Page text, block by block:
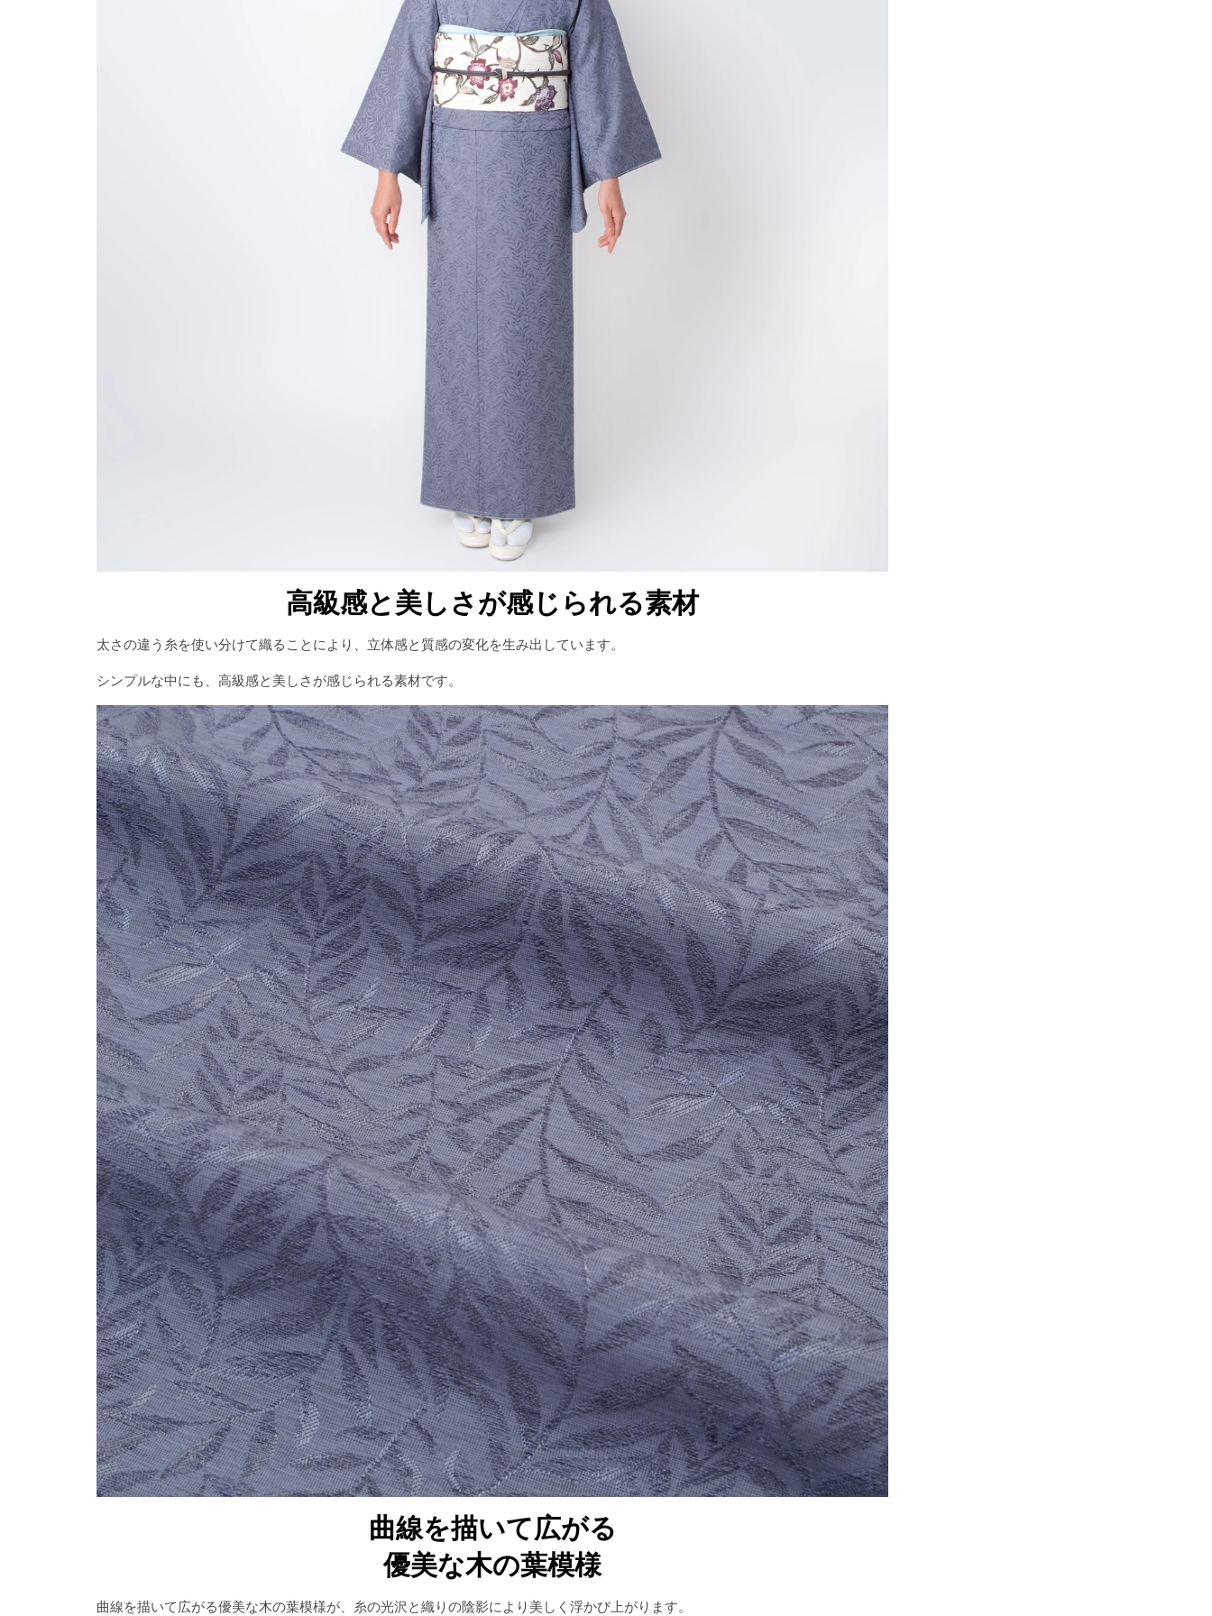
高級感と美しさが感じられる素材
太さの違う糸を使い分けて織ることにより、立体感と質感の変化を生み出しています。
シンプルな中にも、高級感と美しさが感じられる素材です。
曲線を描いて広がる
優美な木の葉模様
曲線を描いて広がる優美な木の葉模様が、糸の光沢と織りの陰影により美しく浮かび上がります。